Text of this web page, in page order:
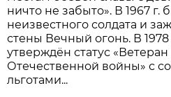
ничто не забыто». В 1967 г.
неизвестного солдата и
стены Вечный огонь. В
утверждён статус
Отечественной войны» с
льготами...